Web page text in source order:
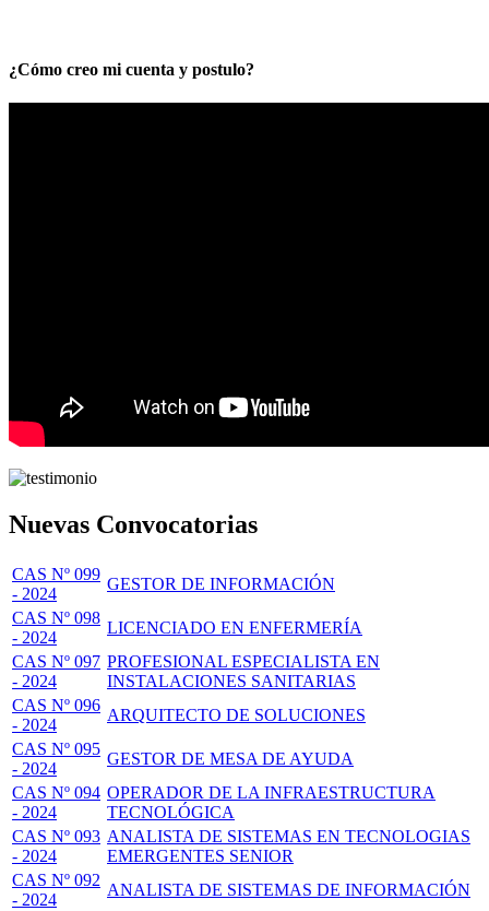
¿Cómo creo mi cuenta y postulo?
Nuevas Convocatorias
CAS Nº 099
- 2024
GESTOR DE INFORMACIÓN
CAS Nº 098
- 2024
LICENCIADO EN ENFERMERÍA
CAS Nº 097
- 2024
PROFESIONAL ESPECIALISTA EN
INSTALACIONES SANITARIAS
CAS Nº 096
- 2024
ARQUITECTO DE SOLUCIONES
CAS Nº 095
- 2024
GESTOR DE MESA DE AYUDA
CAS Nº 094
- 2024
OPERADOR DE LA INFRAESTRUCTURA
TECNOLÓGICA
CAS Nº 093
- 2024
ANALISTA DE SISTEMAS EN TECNOLOGIAS
EMERGENTES SENIOR
CAS Nº 092
- 2024
ANALISTA DE SISTEMAS DE INFORMACIÓN